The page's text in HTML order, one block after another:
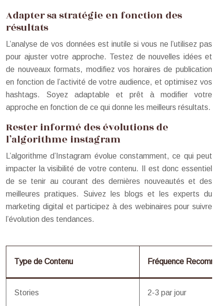
Adapter sa stratégie en fonction des
résultats
L’analyse de vos données est inutile si vous ne l’utilisez pas
pour ajuster votre approche. Testez de nouvelles idées et
de nouveaux formats, modifiez vos horaires de publication
en fonction de l’activité de votre audience, et optimisez vos
hashtags. Soyez adaptable et prêt à modifier votre
approche en fonction de ce qui donne les meilleurs résultats.
Rester informé des évolutions de
l’algorithme instagram
L’algorithme d’Instagram évolue constamment, ce qui peut
impacter la visibilité de votre contenu. Il est donc essentiel
de se tenir au courant des dernières nouveautés et des
meilleures pratiques. Suivez les blogs et les experts du
marketing digital et participez à des webinaires pour suivre
l’évolution des tendances.
Type de Contenu Fréquence
Stories 2-3 par jour